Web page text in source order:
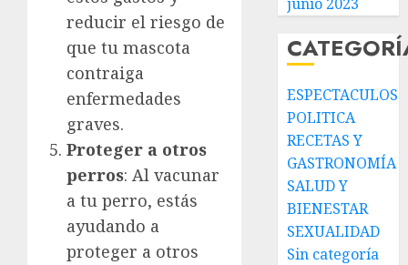
reducir el riesgo de
que tu mascota
contraiga
enfermedades
graves.
Proteger a otros
perros: Al vacunar
a tu perro, estás
ayudando a
proteger a otros
ESPECTACULOS
POLITICA
RECETAS Y
GASTRONOMÍA
SALUD Y
BIENESTAR
SEXUALIDAD
Sin categoría